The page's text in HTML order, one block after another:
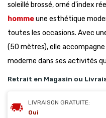
soleillé brossé, orné d'index
hommeune esthétique
toutes les occasions. Avec
(50 mètres), elle
moderne dans ses activités
Retrait en Magasin ou
LIVRAISON GRATUITE:
Oui